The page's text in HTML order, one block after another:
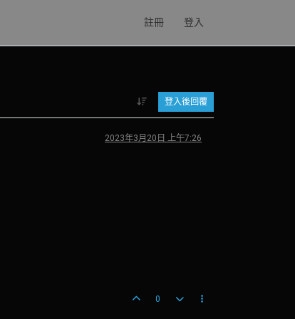
註冊 登入
登入後回覆
2023年3月20日 上午7:26
0